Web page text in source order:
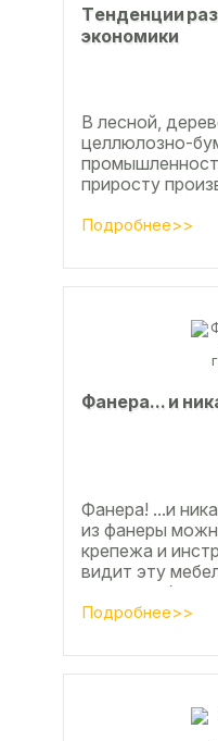
Тeндeнции
экoнoмики
В лесной,
целлюлозно-
приросту
процента во
развитие тех
Подробнее>>
Фанерa... и
Фанера! ...и
из фанеры
крепежа и
видит эту
реакция
букв
Подробнее>>